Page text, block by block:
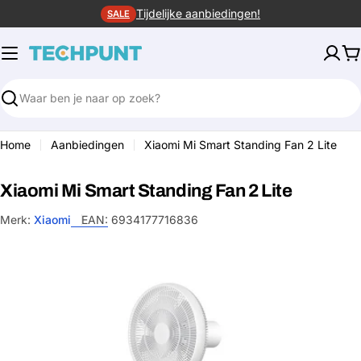
naar
inhoud
SALE Tijdelijke aanbiedingen!
Zoeken
Home Aanbiedingen Xiaomi Mi Smart Standing Fan 2 Lite
Xiaomi Mi Smart Standing Fan 2 Lite
Merk: Xiaomi EAN: 6934177716836